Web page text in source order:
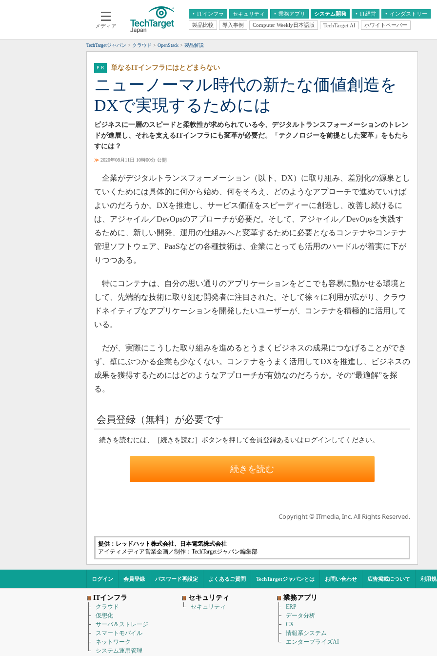
メディア
ITインフラ
クラウド
スマートモバイル
ネットワーク
システム運用管理
セキュリティ 業務アプリ
エンタープライズAI
ERP
CX
情報系システム
システム開発 IT経営
経営とIT
インダストリー
医療IT
製品比較 導入事例 Computer Weekly日本語版 TechTarget.AI ホワイトペーパー
TechTargetジャパン クラウド OpenStack 製品解説
ニューノーマル時代の新たな価値創造を
DXで実現するためには
単なるITインフラにはとどまらない
ビジネスに一層のスピードと柔軟性が求められている今、デジタルトランスフォーメーションのトレン
ドが進展し、それを支えるITインフラにも変革が必要だ。「テクノロジーを前提とした変革」をもたら
すには？
≫ 2020年08月11日 10時00分 公開
企業がデジタルトランスフォーメーション（以下、DX）に取り組み、差別化の源泉とし
ていくためには具体的に何から始め、何をそろえ、どのようなアプローチで進めていけば
よいのだろうか。DXを推進し、サービス価値をスピーディーに創造し、改善し続けるに
は、アジャイル／DevOpsのアプローチが必要だ。そして、アジャイル／DevOpsを実践す
るために、新しい開発、運用の仕組みへと変革するために必要となるコンテナやコンテナ
管理ソフトウェア、PaaSなどの各種技術は、企業にとっても活用のハードルが着実に下が
りつつある。
特にコンテナは、自分の思い通りのアプリケーションをどこでも容易に動かせる環境と
して、先端的な技術に取り組む開発者に注目された。そして徐々に利用が広がり、クラウ
ドネイティブなアプリケーションを開発したいユーザーが、コンテナを積極的に活用して
いる。
だが、実際にこうした取り組みを進めるとうまくビジネスの成果につなげることができ
ず、壁にぶつかる企業も少なくない。コンテナをうまく活用してDXを推進し、ビジネスの
成果を獲得するためにはどのようなアプローチが有効なのだろうか。その“最適解”を探
る。
会員登録（無料）が必要です
続きを読むには、［続きを読む］ボタンを押して会員登録あるいはログインしてください。
続きを読む
Copyright © ITmedia, Inc. All Rights Reserved.
提供：レッドハット株式会社、日本電気株式会社
アイティメディア営業企画／制作：TechTargetジャパン編集部
ログイン 会員登録 パスワード再設定 よくあるご質問 TechTargetジャパンとは お問い合わせ 広告掲載について 利用
ITインフラ
クラウド
仮想化
サーバ＆ストレージ
スマートモバイル
ネットワーク
システム運用管理
セキュリティ
セキュリティ
業務アプリ
ERP
データ分析
CX
情報系システム
エンタープライズAI